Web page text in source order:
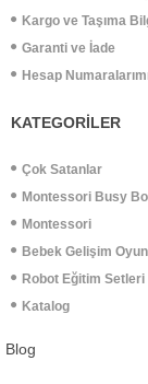
Kargo ve Taşıma
Garanti ve İade
Hesap
KATEGORİLER
Çok Satanlar
Montessori Busy
Montessori
Bebek Gelişim
Robot Eğitim Setleri
Katalog
Blog